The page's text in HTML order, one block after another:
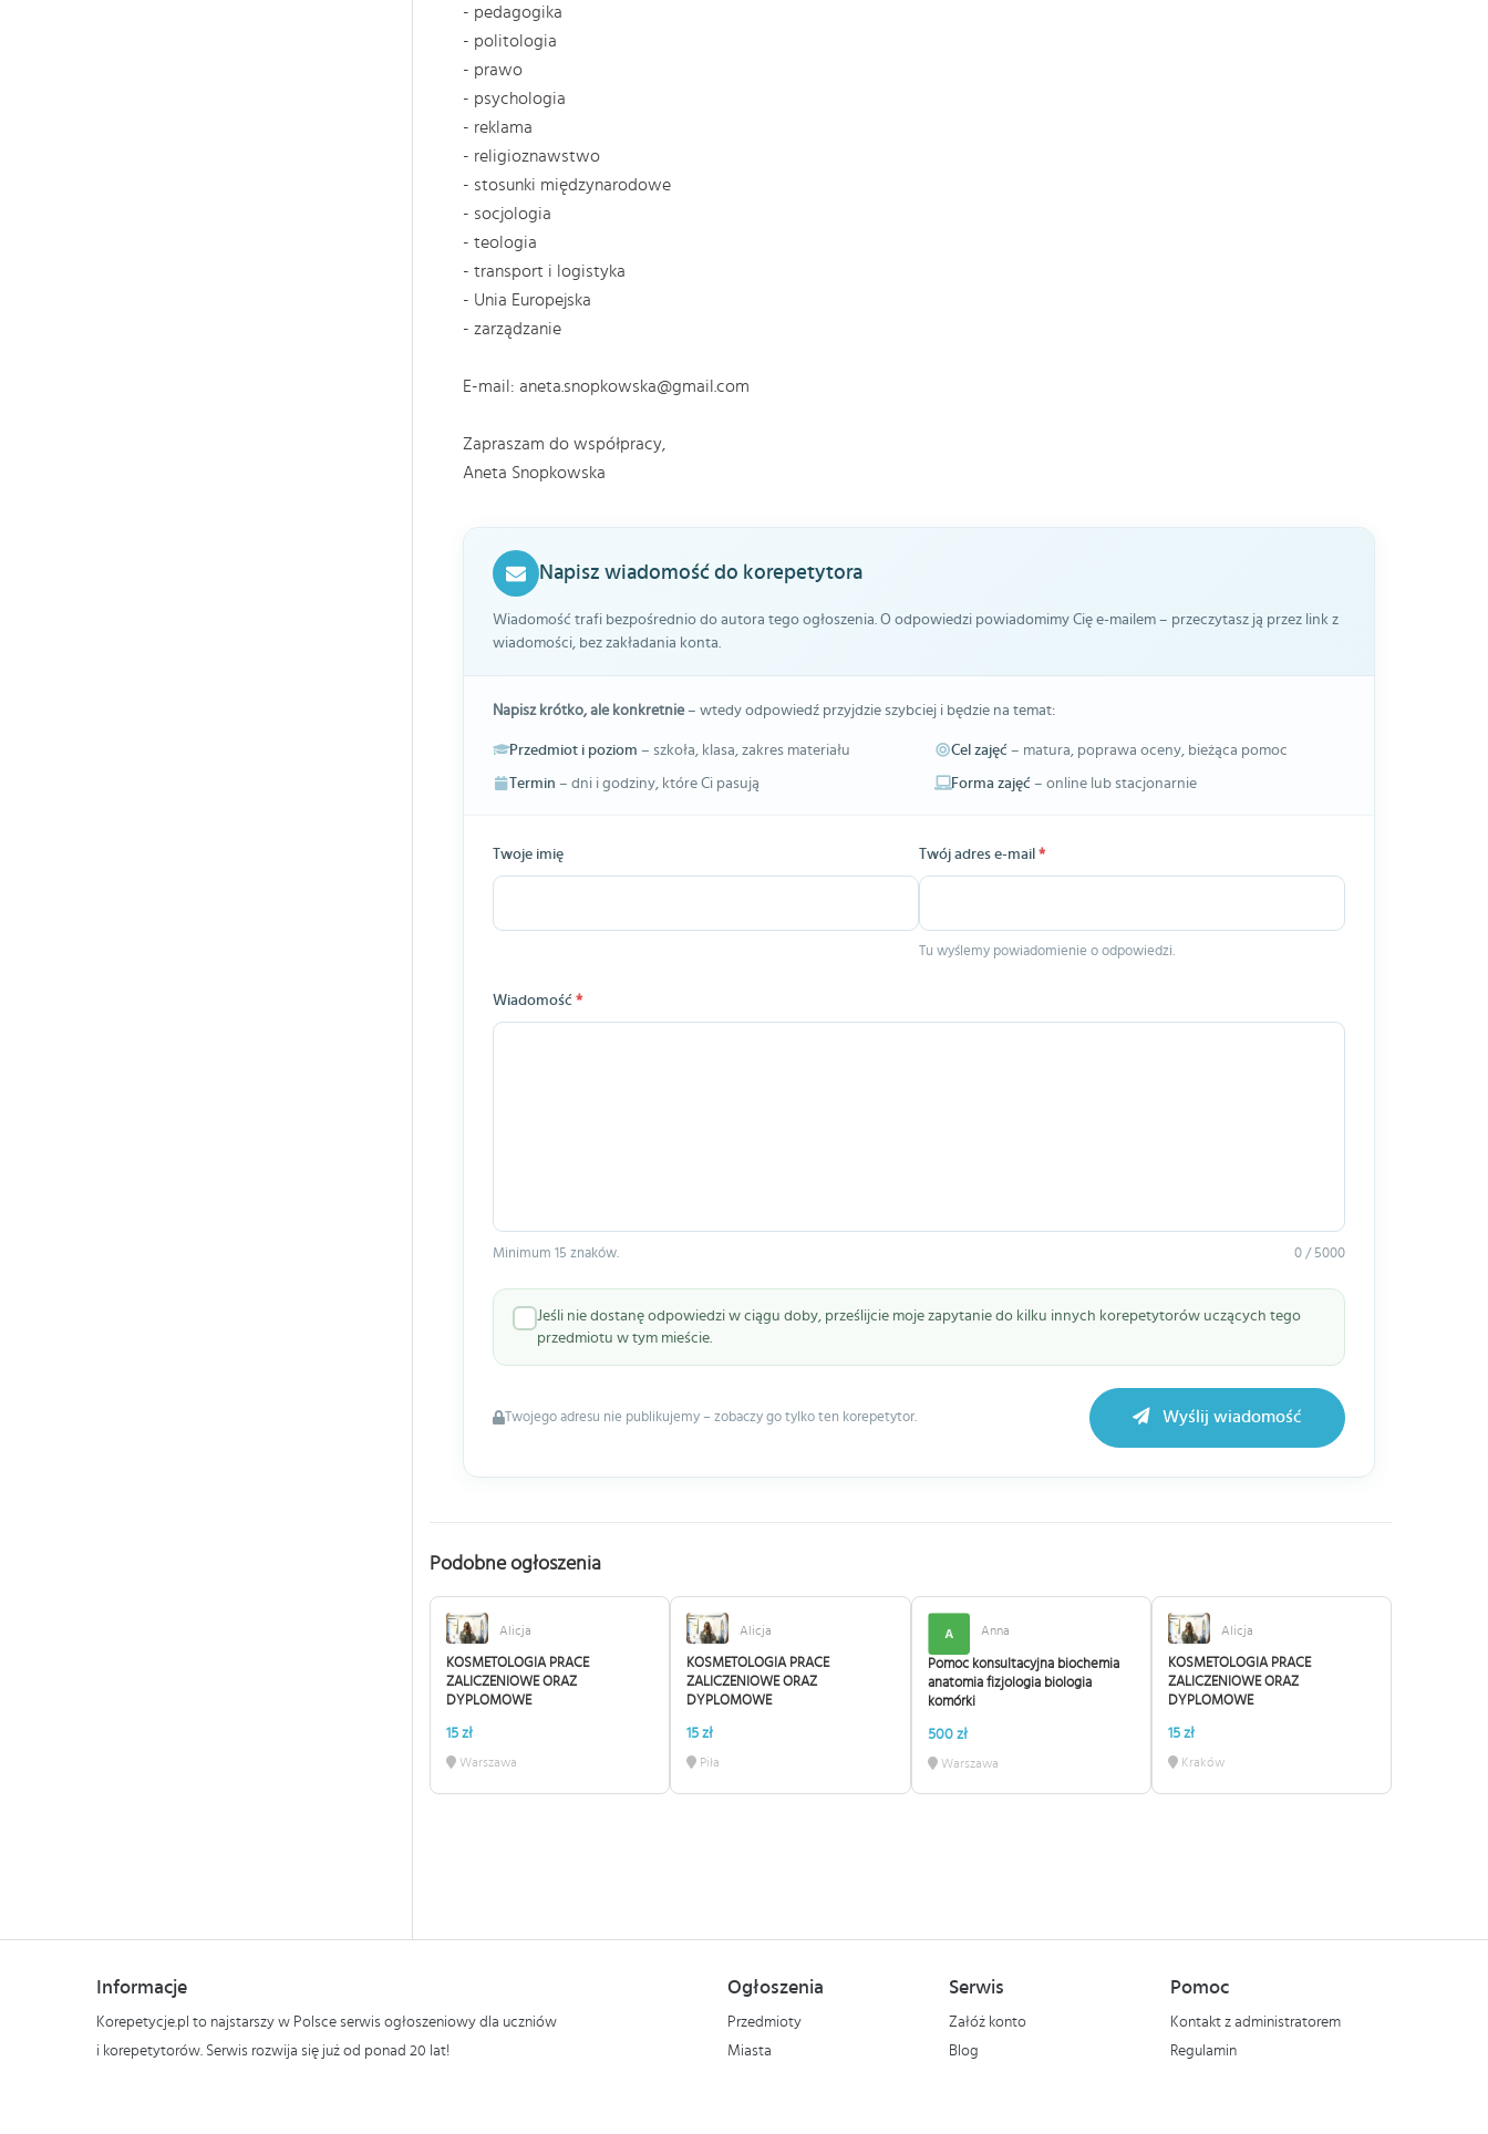
- pedagogika
- politologia
- prawo
- psychologia
- reklama
- religioznawstwo
- stosunki międzynarodowe
- socjologia
- teologia
- transport i logistyka
- Unia Europejska
- zarządzanie
E-mail: aneta.snopkowska@gmail.com
Zapraszam do współpracy,
Aneta Snopkowska
Napisz wiadomość do korepetytora
Wiadomość trafi bezpośrednio do autora tego ogłoszenia. O odpowiedzi powiadomimy Cię e-mailem – przeczytasz ją przez link z
wiadomości, bez zakładania konta.
Napisz krótko, ale konkretnie– wtedy odpowiedź przyjdzie szybciej i będzie na temat:
Przedmiot i poziom – szkoła, klasa, zakres materiału Cel zajęć – matura, poprawa oceny, bieżąca pomoc
Termin – dni i godziny, które Ci pasują Forma zajęć – online lub stacjonarnie
Twoje imię Twój adres e-mail *
Tu wyślemy powiadomienie o odpowiedzi.
Wiadomość *
Minimum 15 znaków. 0 / 5000
Jeśli nie dostanę odpowiedzi w ciągu doby, prześlijcie moje zapytanie do kilku innych korepetytorów uczących tego
przedmiotu w tym mieście.
Twojego adresu nie publikujemy – zobaczy go tylko ten korepetytor. Wyślij wiadomość
Podobne ogłoszenia
Alicja
KOSMETOLOGIA PRACE
ZALICZENIOWE ORAZ
DYPLOMOWE
15 zł
Warszawa
Alicja
KOSMETOLOGIA PRACE
ZALICZENIOWE ORAZ
DYPLOMOWE
15 zł
Piła
Anna
Pomoc konsultacyjna biochemia
anatomia fizjologia biologia
komórki
500 zł
Warszawa
Alicja
KOSMETOLOGIA PRACE
ZALICZENIOWE ORAZ
DYPLOMOWE
15 zł
Kraków
Informacje
Korepetycje.pl to najstarszy w Polsce serwis ogłoszeniowy dla uczniów
i korepetytorów. Serwis rozwija się już od ponad 20 lat!
Ogłoszenia
Przedmioty
Miasta
Serwis
Załóż konto
Blog
Pomoc
Kontakt z administratorem
Regulamin